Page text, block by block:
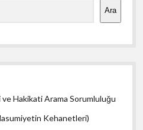
Ara
Hakikati Arama Sorumluluğu
Kehanetleri)